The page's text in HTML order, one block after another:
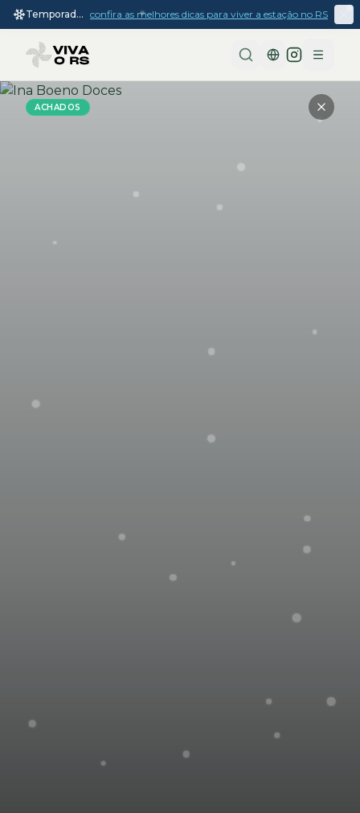
Temporada
de inverno
2026
confira as melhores dicas para viver a estação no RS
Menu
ACHADOS